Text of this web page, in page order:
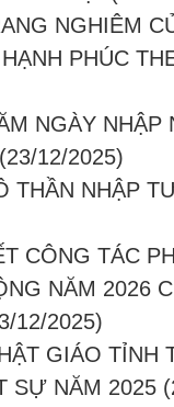
NGHIÊM
PHÚC
NGÀY NHẬP
(23/12/2025)
THẦN NHẬP
CÔNG TÁC
NĂM 2026
12/2025)
GIÁO TỈNH
SỰ NĂM 2025